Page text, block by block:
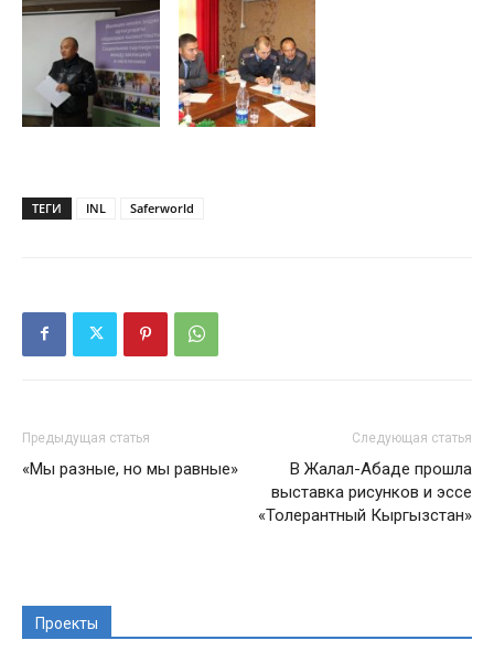
ТЕГИ INL Saferworld
Предыдущая статья
«Мы разные, но мы равные»
Следующая статья
В Жалал-Абаде прошла
выставка рисунков и эссе
«Толерантный Кыргызстан»
Проекты